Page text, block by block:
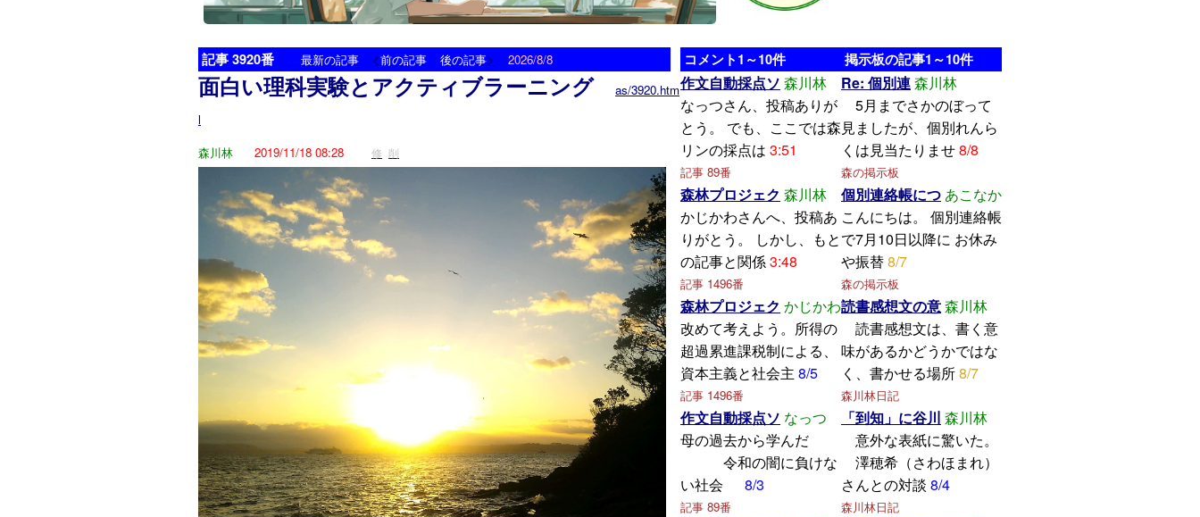
記事 3920番 最新の記事 <前の記事 後の記事> 2026/8/8
面白い理科実験とアクティブラーニング
as/3920.htm
l
森川林
2019/11/18 08:28 修 削
コメント1～10件
作文自動採点ソ 森川林
なっつさん、投稿ありが
とう。 でも、ここでは森
リンの採点は 3:51
記事 89番
森林プロジェク 森川林
かじかわさんへ、投稿あ
りがとう。 しかし、もと
の記事と関係3:48
記事 1496番
森林プロジェク かじかわ
改めて考えよう。所得の
超過累進課税制による、
資本主義と社会主 8/5
記事 1496番
作文自動採点ソ なっつ
母の過去から学んだ
令和の闇に負けな
い社会
8/3
記事 89番
掲示板の記事1～10件
Re: 個別連森川林
5月までさかのぼって
見ましたが、個別れんら
くは見当たりませ8/8
森の掲示板
個別連絡帳につ あこなか
こんにちは。 個別連絡帳
で7月10日以降に お休み
や振替8/7
森の掲示板
読書感想文の意森川林
読書感想文は、書く意
味があるかどうかではな
く、書かせる場所8/7
森川林日記
「到知」に谷川 森川林
意外な表紙に驚いた。
澤穂希（さわほまれ）
さんとの対談 8/4
森川林日記